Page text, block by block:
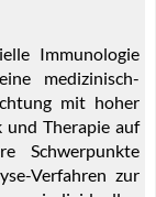
Immunologie
medizinisch-
mit hoher
Therapie auf
Schwerpunkte
Verfahren zur